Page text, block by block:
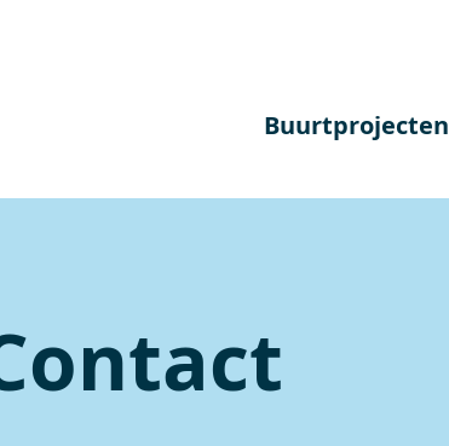
Buurtprojecten